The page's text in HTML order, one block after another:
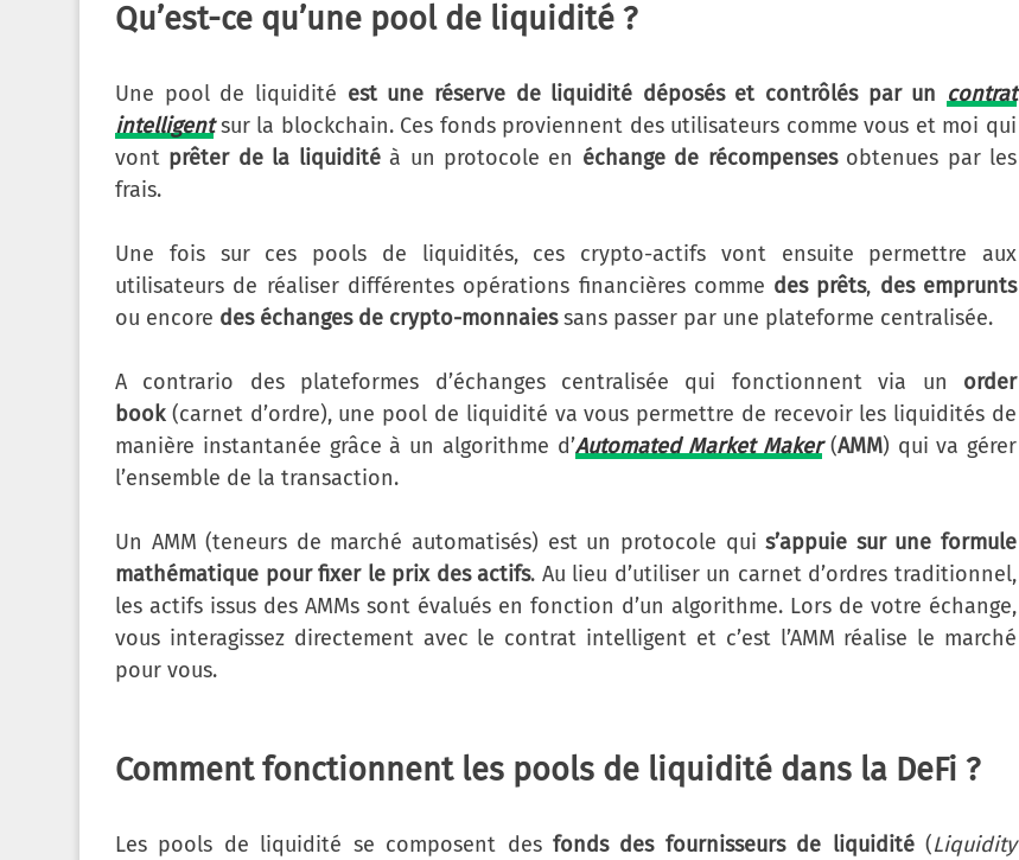
Qu’est-ce qu’une pool de liquidité ?
Une pool de liquidité est une réserve de liquidité déposés et contrôlés par un contrat
intelligentsur la blockchain. Ces fonds proviennent des utilisateurs comme vous et moi qui
vont prêter de la liquiditéà un protocole en échange de récompensesobtenues par les
frais.
Une fois sur ces pools de liquidités, ces crypto-actifs vont ensuite permettre aux
utilisateurs de réaliser différentes opérations financières comme des prêts, des emprunts
ou encore des échanges de crypto-monnaiessans passer par une plateforme centralisée.
A contrario des plateformes d’échanges centralisée qui fonctionnent via un order
book(carnet d’ordre), une pool de liquidité va vous permettre de recevoir les liquidités de
manière instantanée grâce à un algorithme d’Automated Market Maker(AMM) qui va gérer
l’ensemble de la transaction.
Un AMM (teneurs de marché automatisés) est un protocole quis’appuie sur une formule
mathématique pour fixer le prix des actifs. Au lieu d’utiliser un carnet d’ordres traditionnel,
les actifs issus des AMMs sont évalués en fonction d’un algorithme. Lors de votre échange,
vous interagissez directement avec le contrat intelligent et c’est l’AMM réalise le marché
pour vous.
Comment fonctionnent les pools de liquidité dans la DeFi ?
Les pools de liquidité se composent des fonds des fournisseurs de liquidité(Liquidity